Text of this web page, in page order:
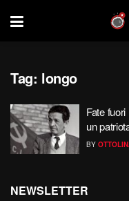
Tag: longo
Fate
un
BY
NEWSLETTER